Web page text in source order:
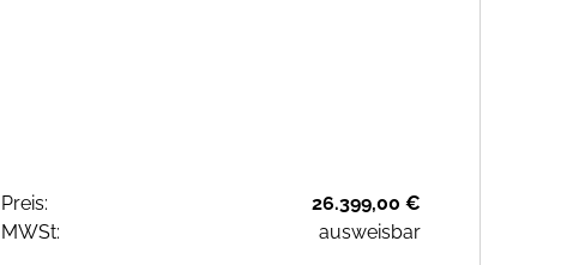
Preis:
26.399,00 €
MWSt:
ausweisbar